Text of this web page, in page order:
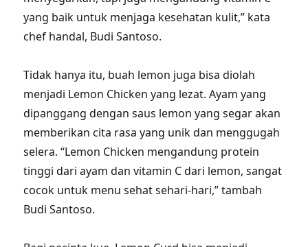
yang baik untuk menjaga kesehatan kulit,” kata
chef handal, Budi Santoso.
Tidak hanya itu, buah lemon juga bisa diolah
menjadi Lemon Chicken yang lezat. Ayam yang
dipanggang dengan saus lemon yang segar akan
memberikan cita rasa yang unik dan menggugah
selera. “Lemon Chicken mengandung protein
tinggi dari ayam dan vitamin C dari lemon, sangat
cocok untuk menu sehat sehari-hari,” tambah
Budi Santoso.